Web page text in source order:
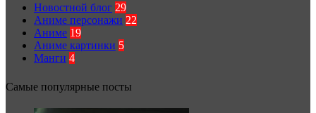
Новостной блог 29
Аниме персонажи 22
Аниме 19
Аниме картинки 5
Манги 4
Самые популярные посты